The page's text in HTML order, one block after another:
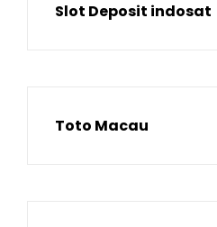
Slot Deposit indosat
Toto Macau